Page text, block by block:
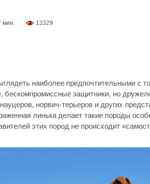
мин. 13329
наиболее предпочтительными с
бескомпромиссные защитники, но
норвич-терьеров и других
линька делает такие породы
этих пород не происходит